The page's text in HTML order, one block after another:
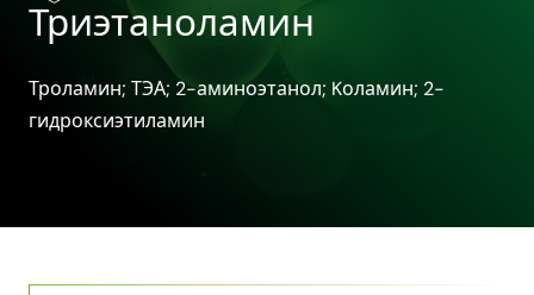
Триэтаноламин
Троламин; ТЭА; 2-аминоэтанол; Kоламин; 2-
гидроксиэтиламин